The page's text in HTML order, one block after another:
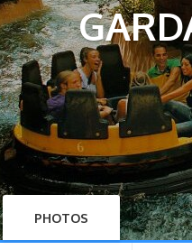
PHOTOS